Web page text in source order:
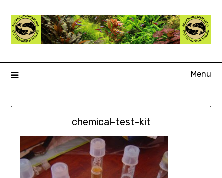
naar
inhoud
Menu
chemical-test-kit